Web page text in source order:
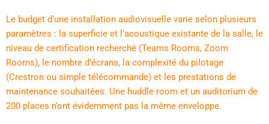
Le budget d’une installation audiovisuelle varie selon plusieurs
paramètres : la superficie et l’acoustique existante de la salle, le
niveau de certification recherché (Teams Rooms, Zoom
Rooms), le nombre d’écrans, la complexité du pilotage
(Crestron ou simple télécommande) et les prestations de
maintenance souhaitées. Une huddle room et un auditorium de
200 places n’ont évidemment pas la même enveloppe.